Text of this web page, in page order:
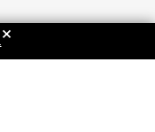
×